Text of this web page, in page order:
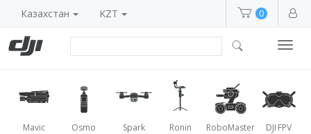
Казахстан KZT 0
Mavic Osmo Spark Ronin RoboMaster DJI FPV